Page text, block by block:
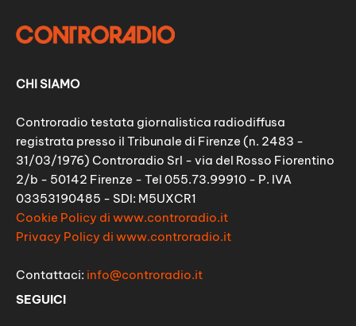
CHI SIAMO
Controradio testata giornalistica radiodiffusa
registrata presso il Tribunale di Firenze (n. 2483 -
31/03/1976) Controradio Srl - via del Rosso Fiorentino
2/b - 50142 Firenze - Tel 055.73.99910 - P. IVA
03353190485 - SDI: M5UXCR1
Cookie Policy di www.controradio.it
Privacy Policy di www.controradio.it
Contattaci: info@controradio.it
SEGUICI